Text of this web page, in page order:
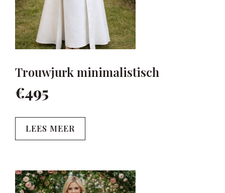
Trouwjurk minimalistisch
€495
LEES MEER